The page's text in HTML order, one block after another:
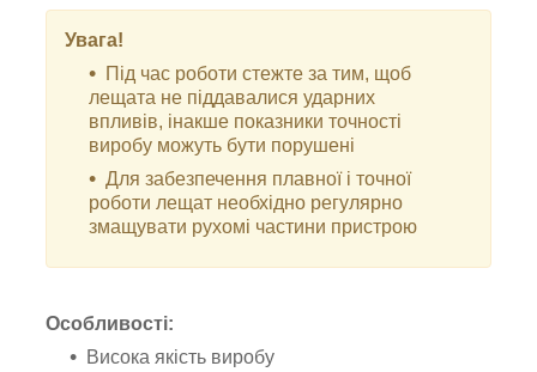
Увага!
Під час роботи стежте за тим, щоб
лещата не піддавалися ударних
впливів, інакше показники точності
виробу можуть бути порушені
Для забезпечення плавної і точної
роботи лещат необхідно регулярно
змащувати рухомі частини пристрою
Особливості:
Висока якість виробу